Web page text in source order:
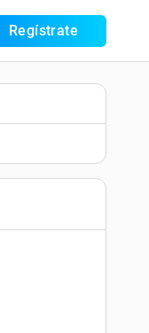
Regístrate